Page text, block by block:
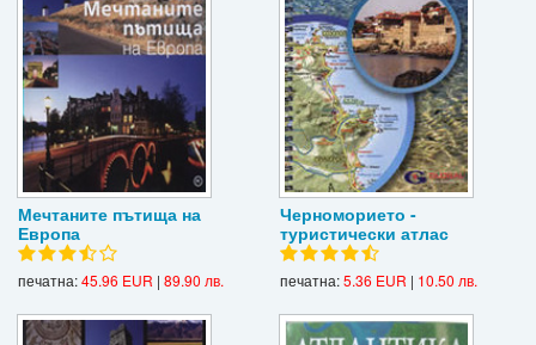
Мечтаните пътища на
Европа
печатна:45.96 EUR | 89.90 лв.
Черноморието -
туристически атлас
печатна:5.36 EUR | 10.50 лв.